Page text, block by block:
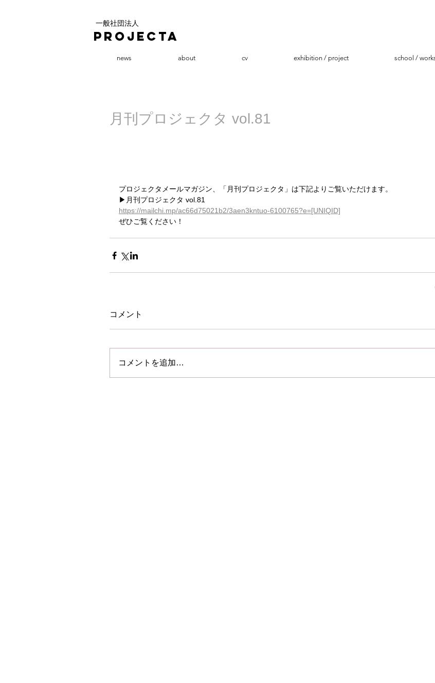
一般社団法人
PROJECTA
news about cv exhibition / project school /
月刊プロジェクタ vol.81
プロジェクタメールマガジン、「月刊プロジェクタ」は下記よりご覧いただけます。
▶︎月刊プロジェクタ vol.81
https://mailchi.mp/ac66d75021b2/3aen3kntuo-6100765?e=[UNIQID]
ぜひご覧ください！
コメント
コメントを追加…